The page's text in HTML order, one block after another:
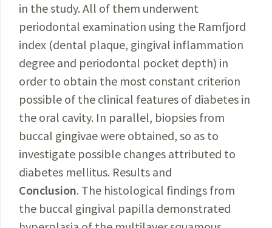
in the study. All of them underwent
periodontal examination using the Ramfjord
index (dental plaque, gingival inflammation
degree and periodontal pocket depth) in
order to obtain the most constant criterion
possible of the clinical features of diabetes in
the oral cavity. In parallel, biopsies from
buccal gingivae were obtained, so as to
investigate possible changes attributed to
diabetes mellitus. Results and
Conclusion. The histological findings from
the buccal gingival papilla demonstrated